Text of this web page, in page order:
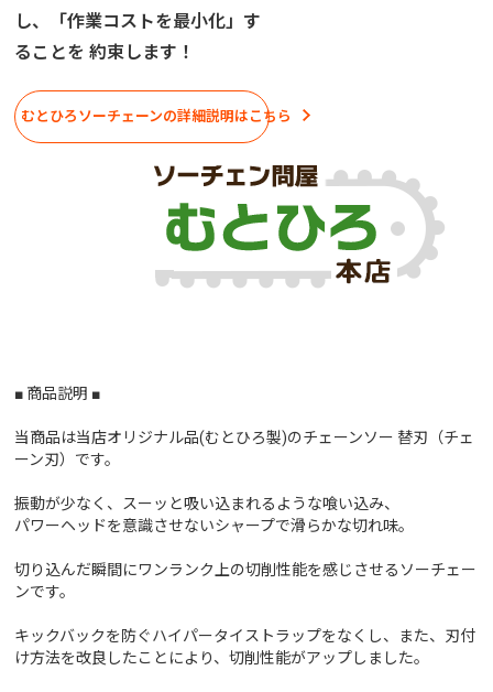
し、「作業コストを最小化」す
ることを 約束します！
むとひろソーチェーンの詳細説明はこちら
■ 商品説明 ■
当商品は当店オリジナル品(むとひろ製)のチェーンソー 替刃（チェ
ーン刃）です。
振動が少なく、スーッと吸い込まれるような喰い込み、
パワーヘッドを意識させないシャープで滑らかな切れ味。
切り込んだ瞬間にワンランク上の切削性能を感じさせるソーチェー
ンです。
キックバックを防ぐハイパータイストラップをなくし、また、刃付
け方法を改良したことにより、切削性能がアップしました。